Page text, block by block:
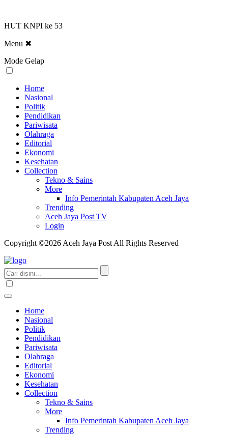
HUT KNPI ke 53
Menu ✖
Mode Gelap
Home
Nasional
Politik
Pendidikan
Pariwisata
Olahraga
Editorial
Ekonomi
Kesehatan
Collection
Tekno & Sains
More
Info Pemerintah Kabupaten Aceh Jaya
Trending
Aceh Jaya Post TV
Login
Copyright ©2026 Aceh Jaya Post All Rights Reserved
Home
Nasional
Politik
Pendidikan
Pariwisata
Olahraga
Editorial
Ekonomi
Kesehatan
Collection
Tekno & Sains
More
Info Pemerintah Kabupaten Aceh Jaya
Trending